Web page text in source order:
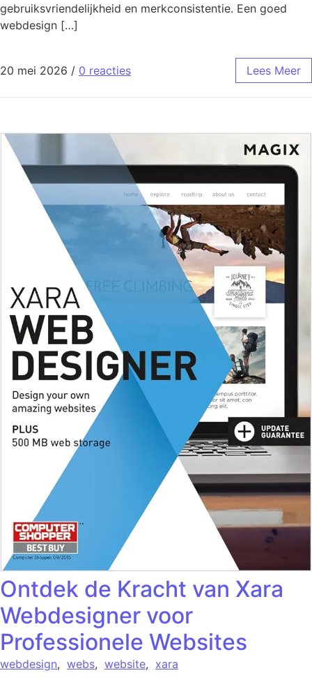
gebruiksvriendelijkheid en merkconsistentie. Een goed
webdesign […]
20 mei 2026 / 0 reacties Lees Meer
Ontdek de Kracht van Xara
Webdesigner voor
Professionele Websites
webdesign, webs, website, xara